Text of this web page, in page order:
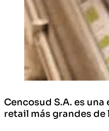
Cencosud S.A. es
retail más grandes de